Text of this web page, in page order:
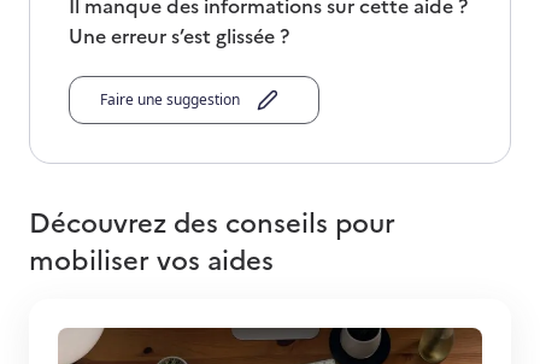
Une erreur s’est glissée ?
Faire une suggestion
Découvrez des conseils pour
mobiliser vos aides